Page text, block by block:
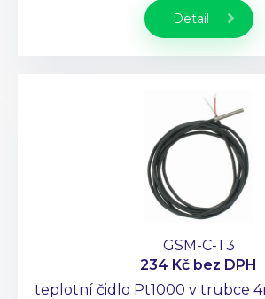
Detail
GSM-C-T3
234 Kč bez DPH
teplotní čidlo Pt1000 v trubce